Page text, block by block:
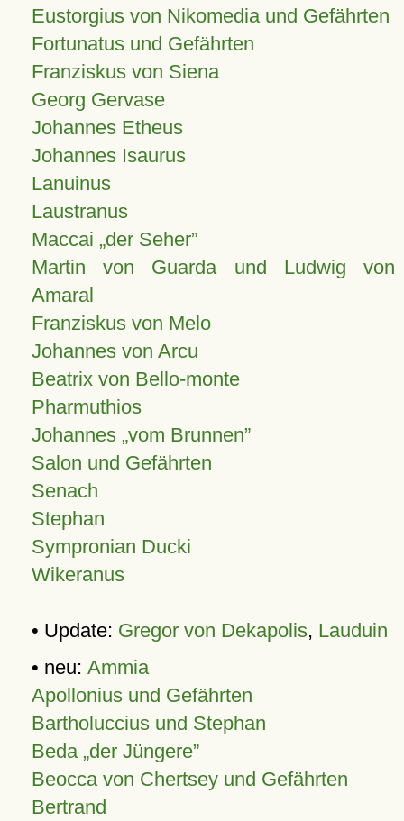
Eustorgius von Nikomedia und Gefährten
Fortunatus und Gefährten
Franziskus von Siena
Georg Gervase
Johannes Etheus
Johannes Isaurus
Lanuinus
Laustranus
Maccai „der Seher”
Martin von Guarda und Ludwig von
Amaral
Franziskus von Melo
Johannes von Arcu
Beatrix von Bello-monte
Pharmuthios
Johannes vom Brunnen
Salon und Gefährten
Senach
Stephan
Sympronian Ducki
Wikeranus
• Update: Gregor von Dekapolis, Lauduin
• neu: Ammia
Apollonius und Gefährten
Bartholuccius und Stephan
Beda „der Jüngere”
Beocca von Chertsey und Gefährten
Bertrand